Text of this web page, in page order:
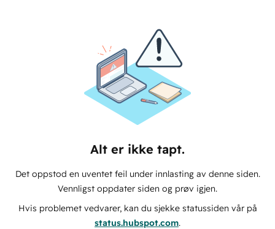
Alt er ikke tapt.
Det oppstod en uventet feil under innlasting av denne siden.
Vennligst oppdater siden og prøv igjen.
Hvis problemet vedvarer, kan du sjekke statussiden vår på
status.hubspot.com.